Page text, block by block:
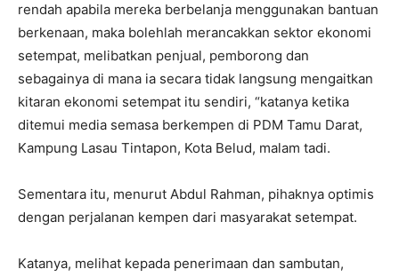
rendah apabila mereka berbelanja menggunakan bantuan
berkenaan, maka bolehlah merancakkan sektor ekonomi
setempat, melibatkan penjual, pemborong dan
sebagainya di mana ia secara tidak langsung mengaitkan
kitaran ekonomi setempat itu sendiri, “katanya ketika
ditemui media semasa berkempen di PDM Tamu Darat,
Kampung Lasau Tintapon, Kota Belud, malam tadi.
Sementara itu, menurut Abdul Rahman, pihaknya optimis
dengan perjalanan kempen dari masyarakat setempat.
Katanya, melihat kepada penerimaan dan sambutan,